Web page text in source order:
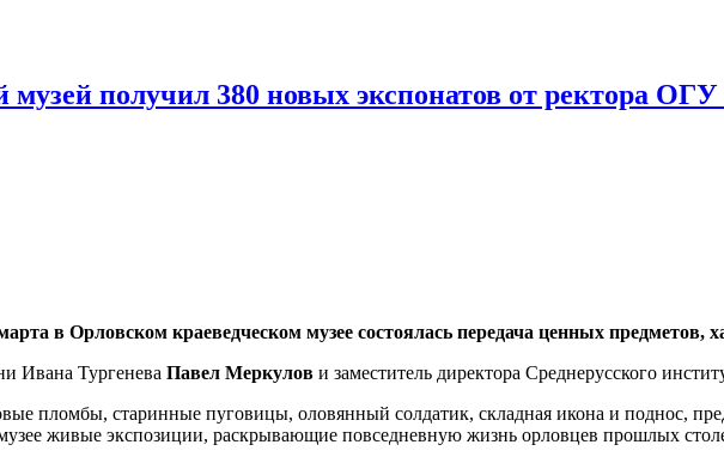
музей получил 380 новых экспонатов от ректора
в Орловском краеведческом музее состоялась передача ценных
Ивана Тургенева Павел Меркулов и заместитель директора Среднерусского
пломбы, старинные пуговицы, оловянный солдатик, складная икона и поднос,
живые экспозиции, раскрывающие повседневную жизнь орловцев прошлых